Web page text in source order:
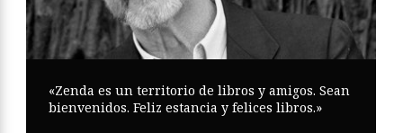
«Zenda es un territorio de libros y amigos. Sean
bienvenidos. Feliz estancia y felices libros.»